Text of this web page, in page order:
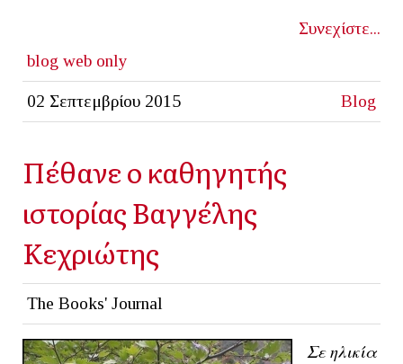
Συνεχίστε...
blog web only
02 Σεπτεμβρίου 2015 Blog
Πέθανε ο καθηγητής
ιστορίας Βαγγέλης
Κεχριώτης
The Books' Journal
Σε ηλικία